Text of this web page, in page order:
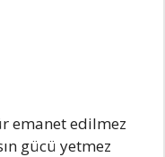
emanet edilmez
gücü yetmez